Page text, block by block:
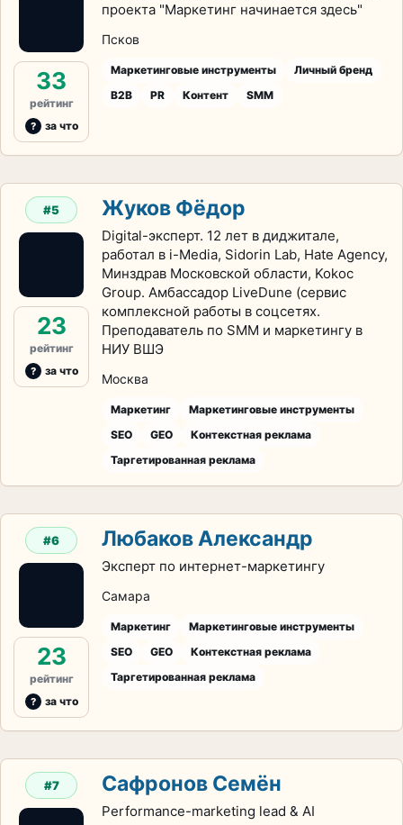
33
рейтинг
за что
проекта "Маркетинг начинается здесь"
Псков
Маркетинговые инструменты
Личный бренд
B2B
PR Контент SMM
#5
23
рейтинг
за что
Жуков Фёдор
Digital-эксперт. 12 лет в диджитале,
работал в i-Media, Sidorin Lab, Hate Agency,
Минздрав Московской области, Kokoc
Group. Амбассадор LiveDune (сервис
комплексной работы в соцсетях.
Преподаватель по SMM и маркетингу в
НИУ ВШЭ
Москва
Маркетинг
Маркетинговые инструменты
SEO
GEO
Контекстная реклама
Таргетированная реклама
#6
23
рейтинг
за что
Любаков Александр
Эксперт по интернет-маркетингу
Самара
Маркетинг
Маркетинговые инструменты
SEO
GEO
Контекстная реклама
Таргетированная реклама
#7 Сафронов Семён
Performance-marketing lead & AI